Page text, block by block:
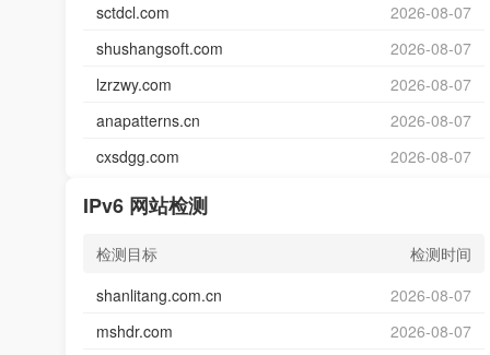
sctdcl.com
2026-08-07
shushangsoft.com
2026-08-07
lzrzwy.com
2026-08-07
anapatterns.cn
2026-08-07
cxsdgg.com
2026-08-07
IPv6 网站检测
检测目标
检测时间
shanlitang.com.cn
2026-08-07
mshdr.com
2026-08-07